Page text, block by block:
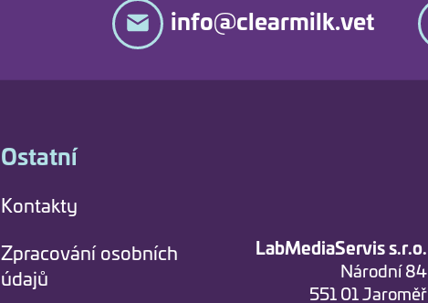
info@clearmilk.vet
Ostatní
Kontakty
Zpracování osobních
údajů
LabMediaServis s.r.o.
Národní 84
551 01 Jaroměř